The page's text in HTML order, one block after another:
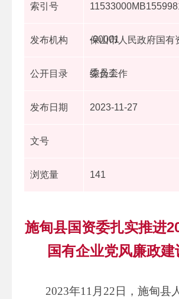
索引号
-00001
发布机构 保山市人民政府国有
委员会
公开目录 综合工作
发布日期 2023-11-27
文号
浏览量 141
施甸县国资委扎实推进
国有企业党风廉政
2023年11月22日，施甸县